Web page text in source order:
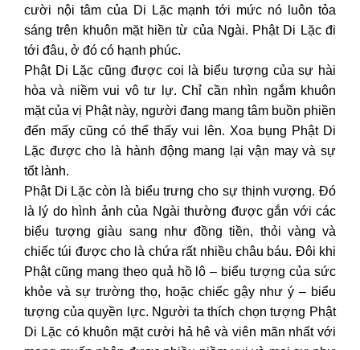
cười nội tâm của Di Lặc mạnh tới mức nó luôn tỏa
sáng trên khuôn mặt hiền từ của Ngài. Phật Di Lặc đi
tới đâu, ở đó có hạnh phúc.
Phật Di Lặc cũng được coi là biểu tượng của sự hài
hòa và niềm vui vô tư lự. Chỉ cần nhìn ngắm khuôn
mặt của vị Phật này, người đang mang tâm buồn phiền
đến mấy cũng có thể thấy vui lên. Xoa bụng Phật Di
Lặc được cho là hành động mang lại vận may và sự
tốt lành.
Phật Di Lặc còn là biểu trưng cho sự thịnh vượng. Đó
là lý do hình ảnh của Ngài thường được gắn với các
biểu tượng giàu sang như đồng tiền, thỏi vàng và
chiếc túi được cho là chứa rất nhiều châu báu. Đôi khi
Phật cũng mang theo quả hồ lô – biểu tượng của sức
khỏe và sự trường thọ, hoặc chiếc gậy như ý – biểu
tượng của quyền lực. Người ta thích chọn tượng Phật
Di Lặc có khuôn mặt cười hả hê và viên mãn nhất với